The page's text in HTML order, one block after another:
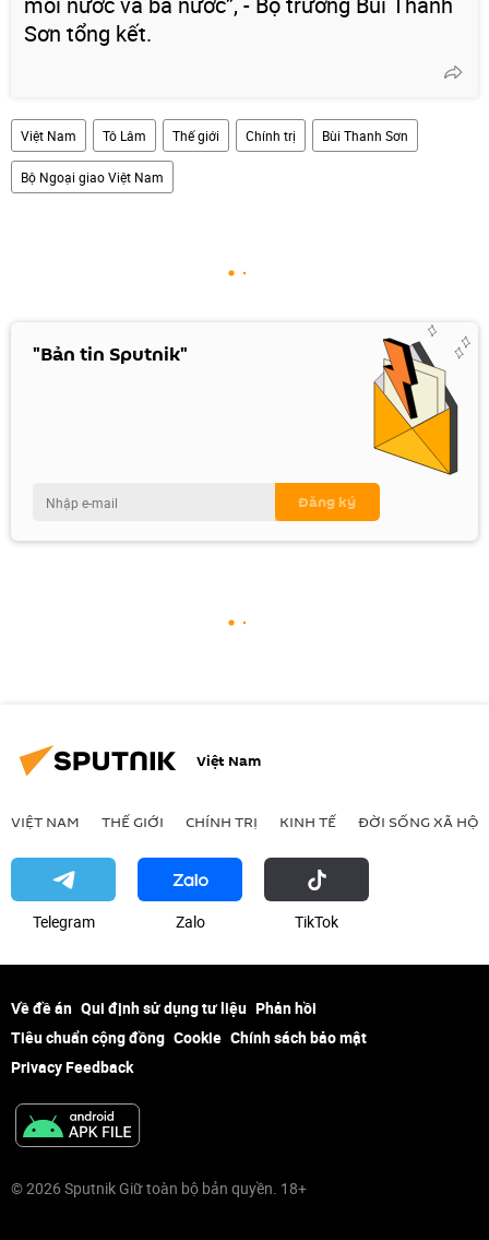
Sơn tổng kết.
Việt Nam Tô Lâm Thế giới Chính trị Bùi Thanh Sơn
Bộ Ngoại giao Việt Nam
"Bản tin Sputnik"
Việt Nam
VIỆT NAM THẾ GIỚI CHÍNH TRỊ KINH TẾ ĐỜI SỐNG XÃ HỘI
Telegram Zalo ТikТоk
Về đề án Qui định sử dụng tư liệu Phản hồi
Tiêu chuẩn cộng đồng Cookie Chính sách bảo mật
Privacy Feedback
© 2026 Sputnik Giữ toàn bộ bản quyền. 18+